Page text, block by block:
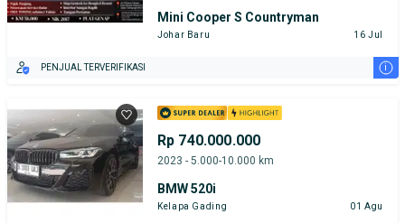
Mini Cooper S Countryman
Johar Baru 16 Jul
PENJUAL TERVERIFIKASI i
Rp 740.000.000
2023 - 5.000-10.000 km
BMW 520i
Kelapa Gading 01 Agu